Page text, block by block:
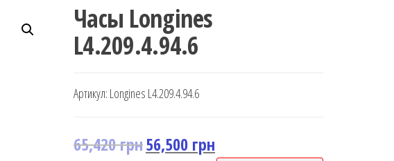
Часы Longines
L4.209.4.94.6
Артикул: Longines L4.209.4.94.6
65,420грн56,500 грн